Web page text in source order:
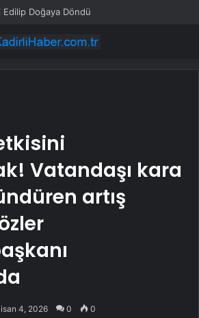
Edilip Doğaya Döndü
Vatandaşı kara
artış
4, 2026 0 0